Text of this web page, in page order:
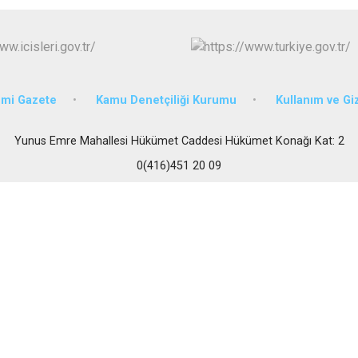
Sincik
Gazete Kamu Denetçiliği Kurumu Kullanım ve
Yunus Emre Mahallesi Hükümet Caddesi Hükümet Konağı Kat: 2
0(416)451 20 09